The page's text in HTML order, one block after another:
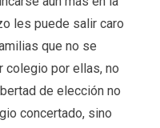
les puede salir caro
que no se
colegio por ellas, no
de elección no
concertado, sino